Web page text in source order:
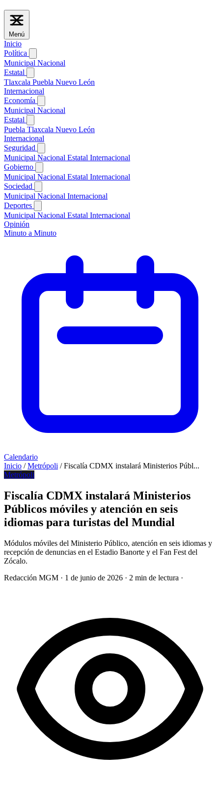
Menú
Inicio
Política
Municipal Nacional
Estatal
Tlaxcala Puebla Nuevo León
Internacional
Economía
Municipal Nacional
Estatal
Puebla Tlaxcala Nuevo León
Internacional
Seguridad
Municipal Nacional Estatal Internacional
Gobierno
Municipal Nacional Estatal Internacional
Sociedad
Municipal Nacional Internacional
Deportes
Municipal Nacional Estatal Internacional
Opinión
Minuto a Minuto
Calendario
Inicio / Metrópoli / Fiscalía CDMX instalará Ministerios Públ...
Metrópoli
Fiscalía CDMX instalará Ministerios
Públicos móviles y atención en seis
idiomas para turistas del Mundial
Módulos móviles del Ministerio Público, atención en seis idiomas y
recepción de denuncias en el Estadio Banorte y el Fan Fest del
Zócalo.
Redacción MGM · 1 de junio de 2026 · 2 min de lectura ·